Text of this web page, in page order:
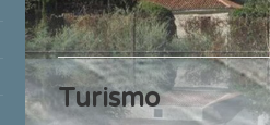
Turismo